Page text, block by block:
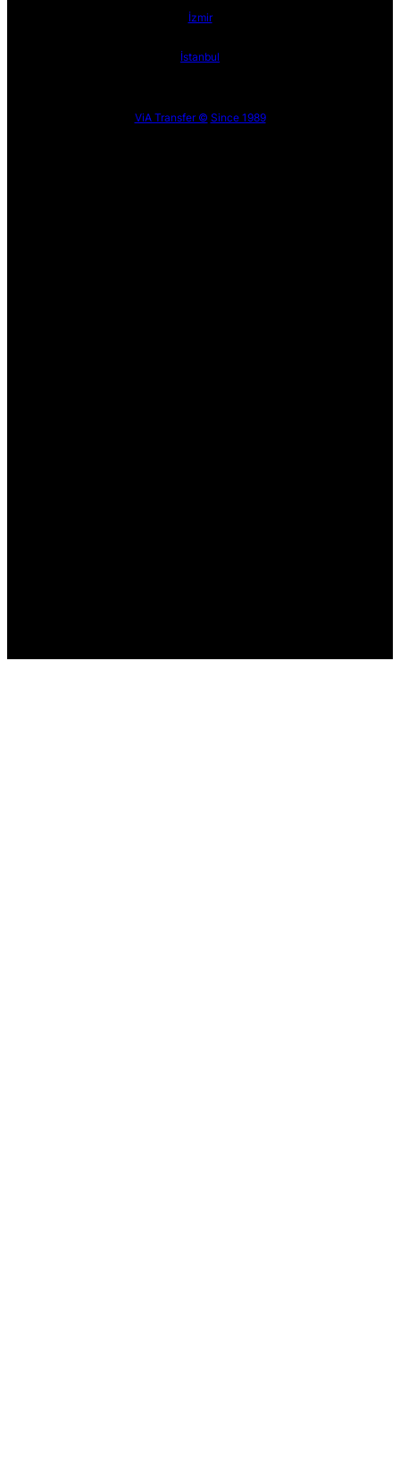
İzmir
İstanbul
ViA Transfer © Since 1989